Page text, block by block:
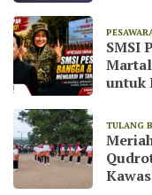
SMSI
untuk
TULANG